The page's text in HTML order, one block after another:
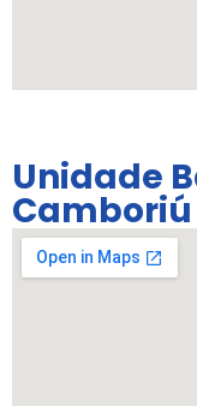
Unidade
Camboriú